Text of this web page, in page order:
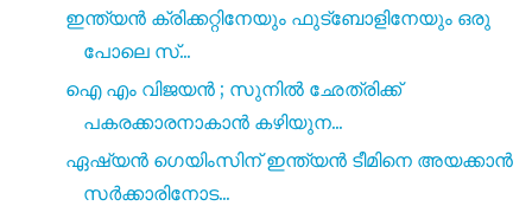
ഇന്ത്യൻ ക്രിക്കറ്റിനേയും ഫുട്ബോളിനേയും ഒരു
പോലെ സ്...
ഐ എം വിജയൻ ; സുനിൽ ഛേത്രിക്ക്
പകരക്കാരനാകാൻ കഴിയുന...
ഏഷ്യൻ ഗെയിംസിന് ഇന്ത്യൻ ടീമിനെ അയക്കാൻ
സർക്കാരിനോട...